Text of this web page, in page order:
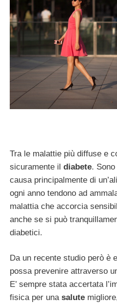
Tra le malattie più diffuse e
sicuramente il diabete.
causa principalmente di
ogni anno tendono ad
malattia che accorcia
anche se si può
diabetici.
Da un recente studio però è
possa prevenire attraverso
E’ sempre stata accertata
fisica per una salute